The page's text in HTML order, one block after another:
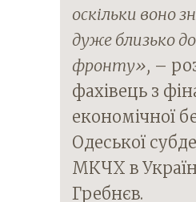
оскільки воно
дуже близько до
фронту», –
фахівець з
економічної
Одеської
МКЧХ в
Гребнєв.